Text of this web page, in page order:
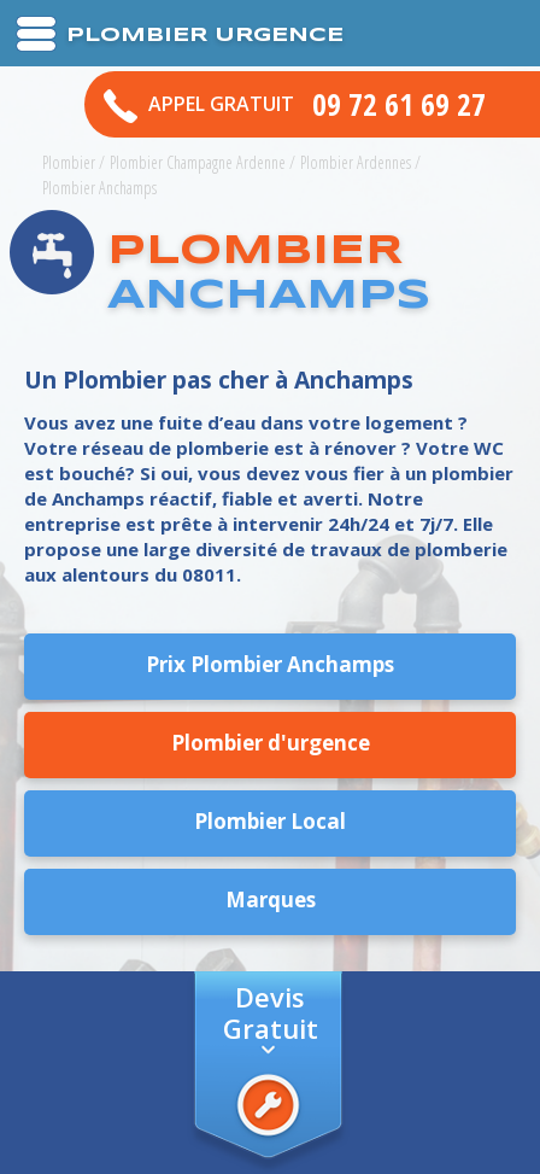
PLOMBIER URGENCE
APPEL GRATUIT 09 72 61 69 27
Plombier/ Plombier Champagne Ardenne / Plombier Ardennes/
Plombier Anchamps
PLOMBIER
ANCHAMPS
Un Plombier pas cher à Anchamps
Vous avez une fuite d’eau dans votre logement ?
Votre réseau de plomberie est à rénover ? Votre WC
est bouché? Si oui, vous devez vous fier à un plombier
de Anchamps réactif, fiable et averti. Notre
entreprise est prête à intervenir 24h/24 et 7j/7. Elle
propose une large diversité de travaux de plomberie
aux alentours du 08011.
Prix Plombier Anchamps
Plombier d'urgence
Plombier Local
Marques
Devis
Gratuit